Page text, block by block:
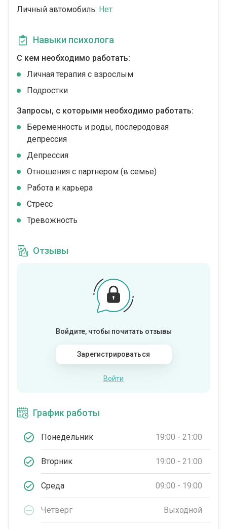
Личный автомобиль: Нет
Навыки психолога
С кем необходимо работать:
Личная терапия с взрослым
Подростки
Запросы, с которыми необходимо работать:
Беременность и роды, послеродовая
депрессия
Депрессия
Отношения с партнером (в семье)
Работа и карьера
Стресс
Тревожность
Отзывы
Войдите, чтобы почитать отзывы
Зарегистрироваться
Войти
График работы
Понедельник 19:00 - 21:00
Вторник 19:00 - 21:00
Среда 09:00 - 19:00
Четверг Выходной